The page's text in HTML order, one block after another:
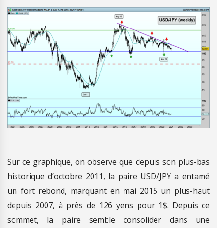
Sur ce graphique, on observe que depuis son plus-bas
historique d’octobre 2011, la paire USD/JPY a entamé
un fort rebond, marquant en mai 2015 un plus-haut
depuis 2007, à près de 126 yens pour 1$. Depuis ce
sommet, la paire semble consolider dans une